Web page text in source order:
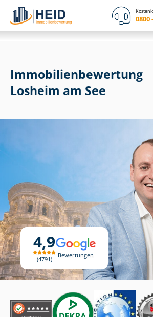
0800
4,9
4791
Bewertungen
Immobilien­bewertung
Losheim am See